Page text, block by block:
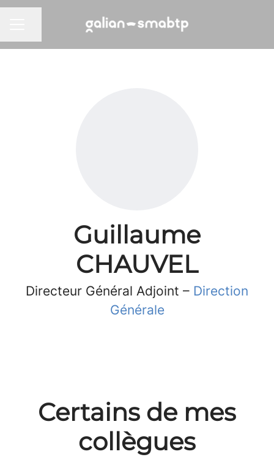
Partager la page
Guillaume
CHAUVEL
Directeur Général Adjoint – Direction
Générale
Certains de mes
collègues